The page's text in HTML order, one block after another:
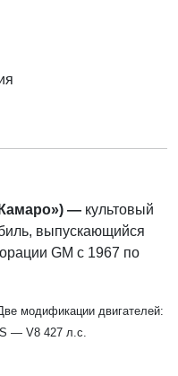
— культовый
выпускающийся
GM с 1967 по
модификации двигателей:
— V8 427 л.с.